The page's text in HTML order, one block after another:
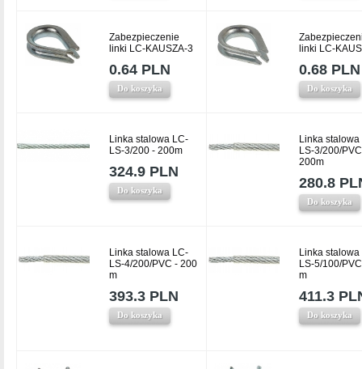
Zabezpieczenie
linki LC-KAUSZA-3
0.64 PLN
Do koszyka
linki LC-
0.68 PLN
Do koszyka
Linka stalowa LC-
LS-3/200 - 200m
324.9 PLN
Do koszyka
Linka stalowa
LS-3/200/
200m
280.8
Do koszyka
Linka stalowa LC-
LS-4/200/PVC - 200
m
393.3 PLN
Do koszyka
Linka stalowa
LS-5/100/
m
411.3
Do koszyka